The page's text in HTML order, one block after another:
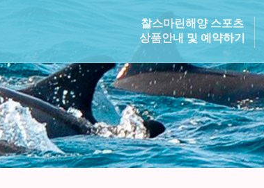
찰스마린해양 스포츠
상품안내 및 예약하기